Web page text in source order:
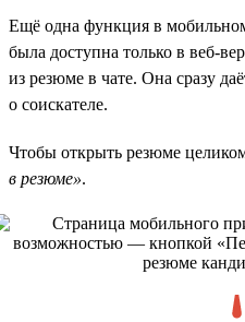
Ещё одна функция в
была доступна только в веб-
из резюме в чате. Она сразу
о соискателе.
Чтобы открыть резюме
в резюме».